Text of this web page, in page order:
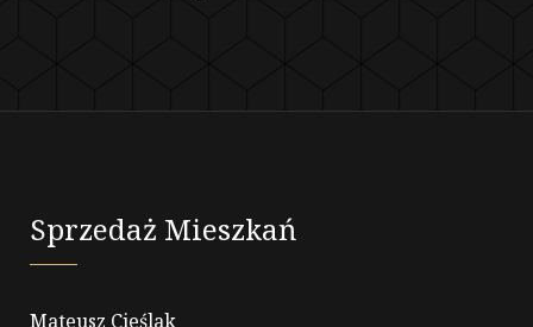
Sprzedaż Mieszkań
Mateusz Cieślak